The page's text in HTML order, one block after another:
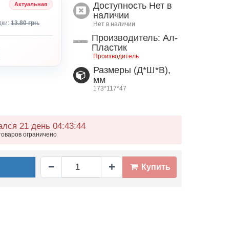
Актуальная
13.80 грн.
Доступность Нет в
наличии
Нет в наличии
Производитель: Ал-
Пластик
Производитель
Размеры (Д*Ш*В),
мм
173*117*47
21 день 04 43 44
ограничено
Купить
− +